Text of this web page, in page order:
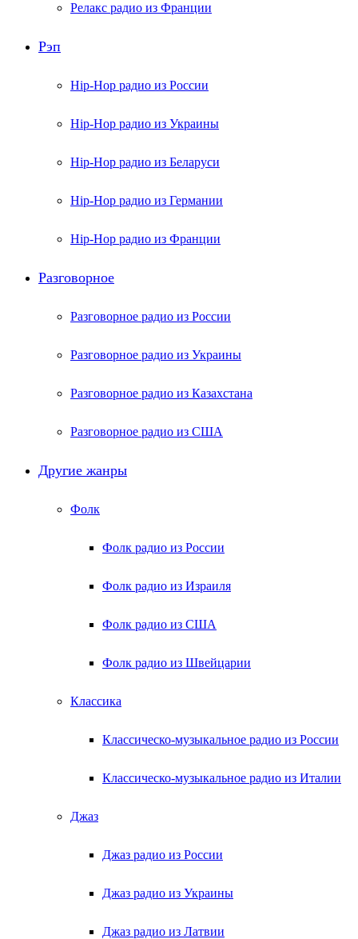
Релакс радио из Франции
Рэп
Hip-Hop радио из России
Hip-Hop радио из Украины
Hip-Hop радио из Беларуси
Hip-Hop радио из Германии
Hip-Hop радио из Франции
Разговорное
Разговорное радио из России
Разговорное радио из Украины
Разговорное радио из Казахстана
Разговорное радио из США
Другие жанры
Фолк
Фолк радио из России
Фолк радио из Израиля
Фолк радио из США
Фолк радио из Швейцарии
Классика
Классическо-музыкальное радио из России
Классическо-музыкальное радио из Италии
Джаз
Джаз радио из России
Джаз радио из Украины
Джаз радио из Латвии